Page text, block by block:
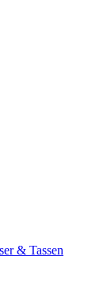
& Tassen